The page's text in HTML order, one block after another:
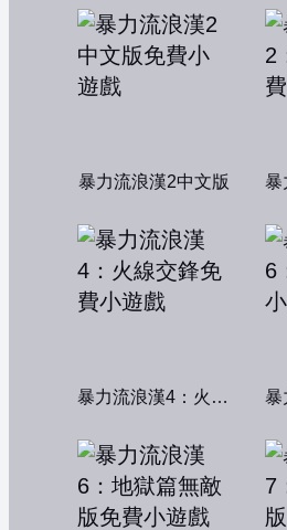
暴力流浪漢2中文版
暴力流浪漢4：火線交鋒